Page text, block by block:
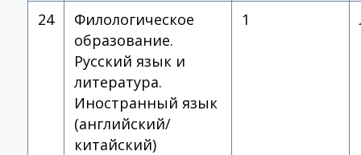
24
Филологическое
образование.
Русский язык и
литература.
Иностранный язык
(английский/
китайский)
1